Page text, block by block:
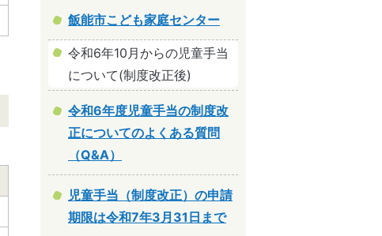
飯能市こども家庭センター
令和6年10月からの児童手当
について(制度改正後)
令和6年度児童手当の制度改
正についてのよくある質問
（Q&A）
児童手当（制度改正）の申請
期限は令和7年3月31日まで